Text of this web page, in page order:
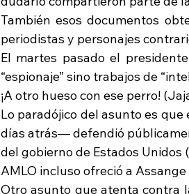
También esos documentos
periodistas y personajes
El martes pasado el
“espionaje” sino trabajos de
¡A otro hueso con ese perro!
Lo paradójico del asunto es
días atrás— defendió
del gobierno de Estados
AMLO incluso ofreció a
Otro asunto que atenta contra